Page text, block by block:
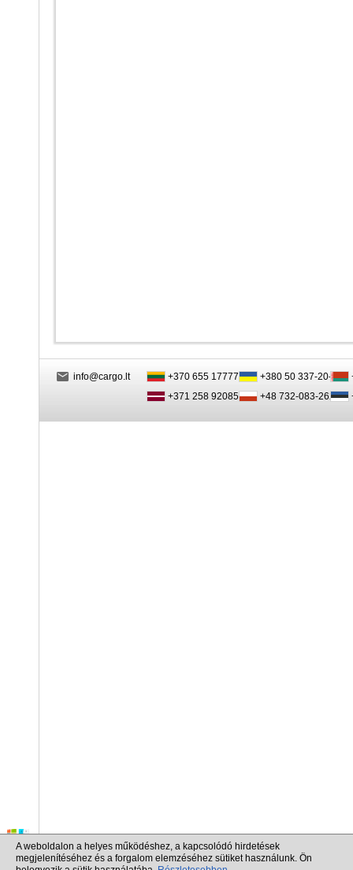
info@cargo.lt
+370 655 17777
+371 258 92085
+380 50 337-20-47
+48 732-083-262
A weboldalon a helyes működéshez, a kapcsolódó hirdetések
megjelenítéséhez és a forgalom elemzéséhez sütiket használunk. Ön